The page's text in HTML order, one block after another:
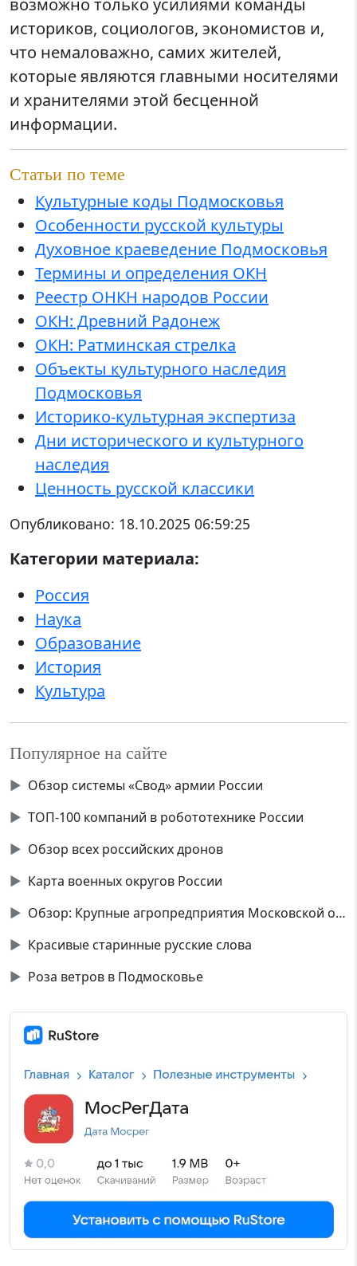
возможно только усилиями команды
историков, социологов, экономистов и,
что немаловажно, самих жителей,
которые являются главными носителями
и хранителями этой бесценной
информации.
Статьи по теме
Культурные коды Подмосковья
Особенности русской культуры
Духовное краеведение Подмосковья
Термины и определения ОКН
Реестр ОНКН народов России
ОКН: Древний Радонеж
ОКН: Ратминская стрелка
Объекты культурного наследия
Подмосковья
Историко-культурная экспертиза
Дни исторического и культурного
наследия
Ценность русской классики
Опубликовано: 18.10.2025 06:59:25
Категории материала:
Россия
Наука
Образование
История
Культура
Популярное на сайте
▶ Обзор системы «Свод» армии России
▶ ТОП-100 компаний в робототехнике России
▶ Обзор всех российских дронов
▶ Карта военных округов России
▶
Обзор: Крупные агропредприятия Московской области
▶ Красивые старинные русские слова
▶ Роза ветров в Подмосковье